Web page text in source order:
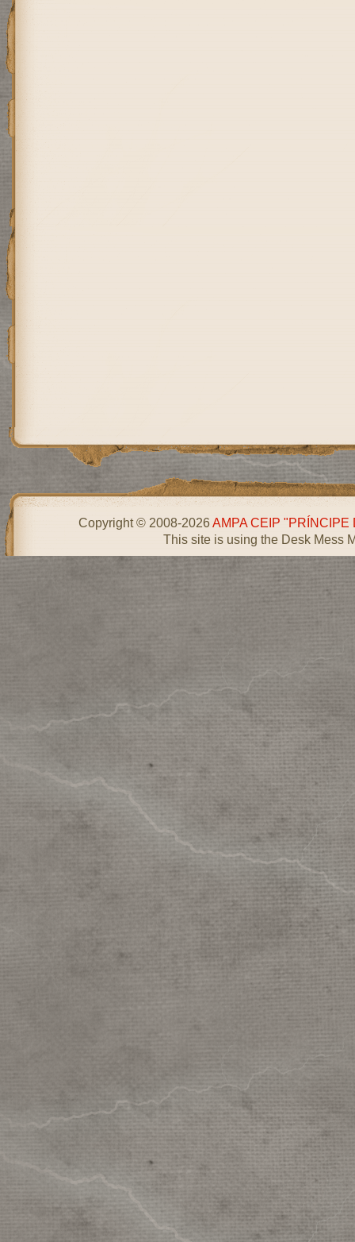
Copyright © 2008-2026AMPA CEIP "PRÍNCIPE
This site is using the Desk Mess